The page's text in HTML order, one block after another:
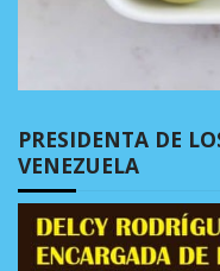
PRESIDENTA DE
VENEZUELA